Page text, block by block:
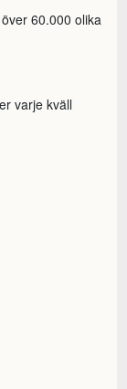
60.000 olika
varje kväll